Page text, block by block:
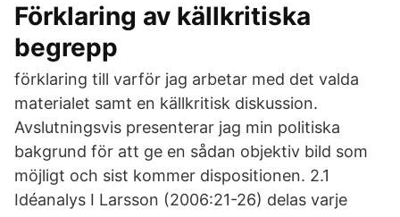
Förklaring av källkritiska
begrepp
förklaring till varför jag arbetar med det valda
materialet samt en källkritisk diskussion.
Avslutningsvis presenterar jag min politiska
bakgrund för att ge en sådan objektiv bild som
möjligt och sist kommer dispositionen. 2.1
Idéanalys I Larsson (2006:21-26) delas varje